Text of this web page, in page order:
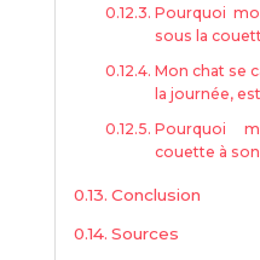
Pourquoi
sous la
Mon chat se
la journée,
Pourquoi
couette à
Conclusion
Sources